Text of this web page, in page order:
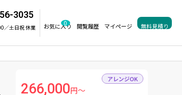
3035
／土日祝 休業
お気に入り
0 閲覧履歴 マイページ 無料見積り
アレンジOK
266,000円～